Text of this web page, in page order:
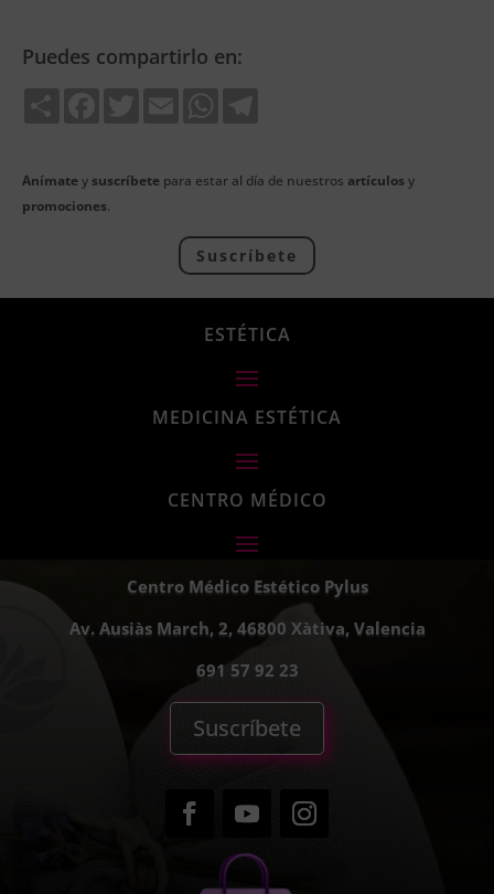
Puedes compartirlo en:
Anímatey suscríbete para estar al día de nuestros artículos y
promociones.
Suscríbete
ESTÉTICA
MEDICINA ESTÉTICA
CENTRO MÉDICO
Centro Médico Estético Pylus
Av. Ausiàs March, 2, 46800 Xàtiva, Valencia
691 57 92 23
Suscríbete